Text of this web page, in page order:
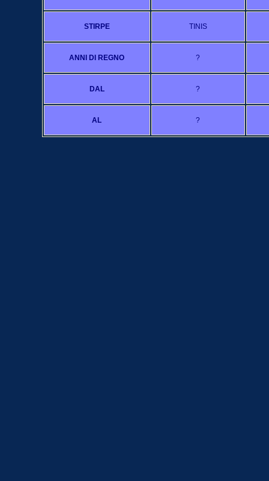
STIRPE TINIS
ANNI DI REGNO ?
DAL ?
AL ?